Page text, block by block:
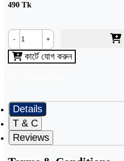
490 Tk
- +
কার্টে যোগ করুন
Details
T & C
Reviews